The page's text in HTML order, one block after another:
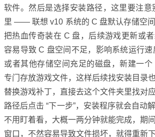
软件。然后是选择安装路径，这里要注意
里 —— 联想 v10 系统的 C 盘默认存储空
把热血传奇装在 C 盘，后续游戏更新或
容易导致 C 盘空间不足，影响系统运行
或者其他存储空间充足的磁盘，新建一个
专门存放游戏文件，这样后续找安装目录
替换游戏补丁，直接去这个文件夹里找对
路径后点击 “下一步”，安装程序就会自动
不用盯着看，大概一两分钟就能完成，期
窗口，不然容易导致文件损坏，就得重新